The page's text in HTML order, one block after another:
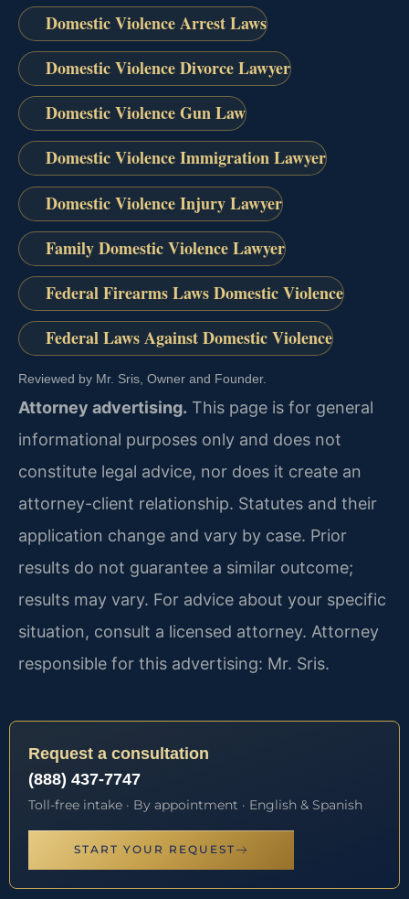
Domestic Violence Arrest Laws
Domestic Violence Divorce Lawyer
Domestic Violence Gun Law
Domestic Violence Immigration Lawyer
Domestic Violence Injury Lawyer
Family Domestic Violence Lawyer
Federal Firearms Laws Domestic Violence
Federal Laws Against Domestic Violence
Reviewed by Mr. Sris, Owner and Founder.
Attorney advertising. This page is for general
informational purposes only and does not
constitute legal advice, nor does it create an
attorney-client relationship. Statutes and their
application change and vary by case. Prior
results do not guarantee a similar outcome;
results may vary. For advice about your specific
situation, consult a licensed attorney. Attorney
responsible for this advertising: Mr. Sris.
Request a consultation
(888) 437-7747
Toll-free intake · By appointment · English & Spanish
START YOUR REQUEST